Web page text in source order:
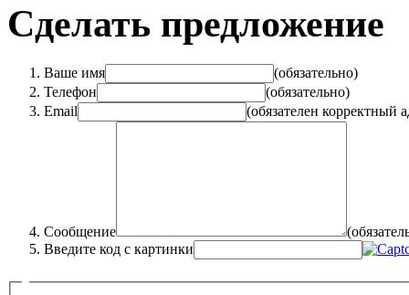
Сделать предложение
Ваше имя
(обязательно)
Телефон
(обязательно)
Email
(обязателен корректный
Сообщение
Введите код с картинки